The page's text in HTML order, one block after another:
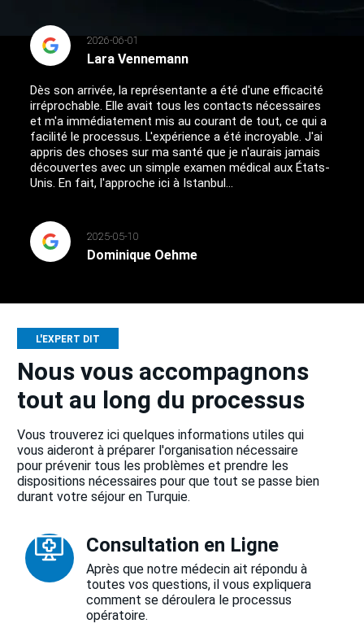
2026-06-01
Lara Vennemann
Dès son arrivée, la représentante a été d'une efficacité
irréprochable. Elle avait tous les contacts nécessaires
et m'a immédiatement mis au courant de tout, ce qui a
facilité le processus. L'expérience a été incroyable. J'ai
appris des choses sur ma santé que je n'aurais jamais
découvertes avec un simple examen médical aux États-
Unis. En fait, l'approche ici à Istanbul...
2025-05-10
Dominique Oehme
L'EXPERT DIT
Nous vous accompagnons
tout au long du processus
Vous trouverez ici quelques informations utiles qui
vous aideront à préparer l'organisation nécessaire
pour prévenir tous les problèmes et prendre les
dispositions nécessaires pour que tout se passe bien
durant votre séjour en Turquie.
Consultation en Ligne
Après que notre médecin ait répondu à
toutes vos questions, il vous expliquera
comment se déroulera le processus
opératoire.